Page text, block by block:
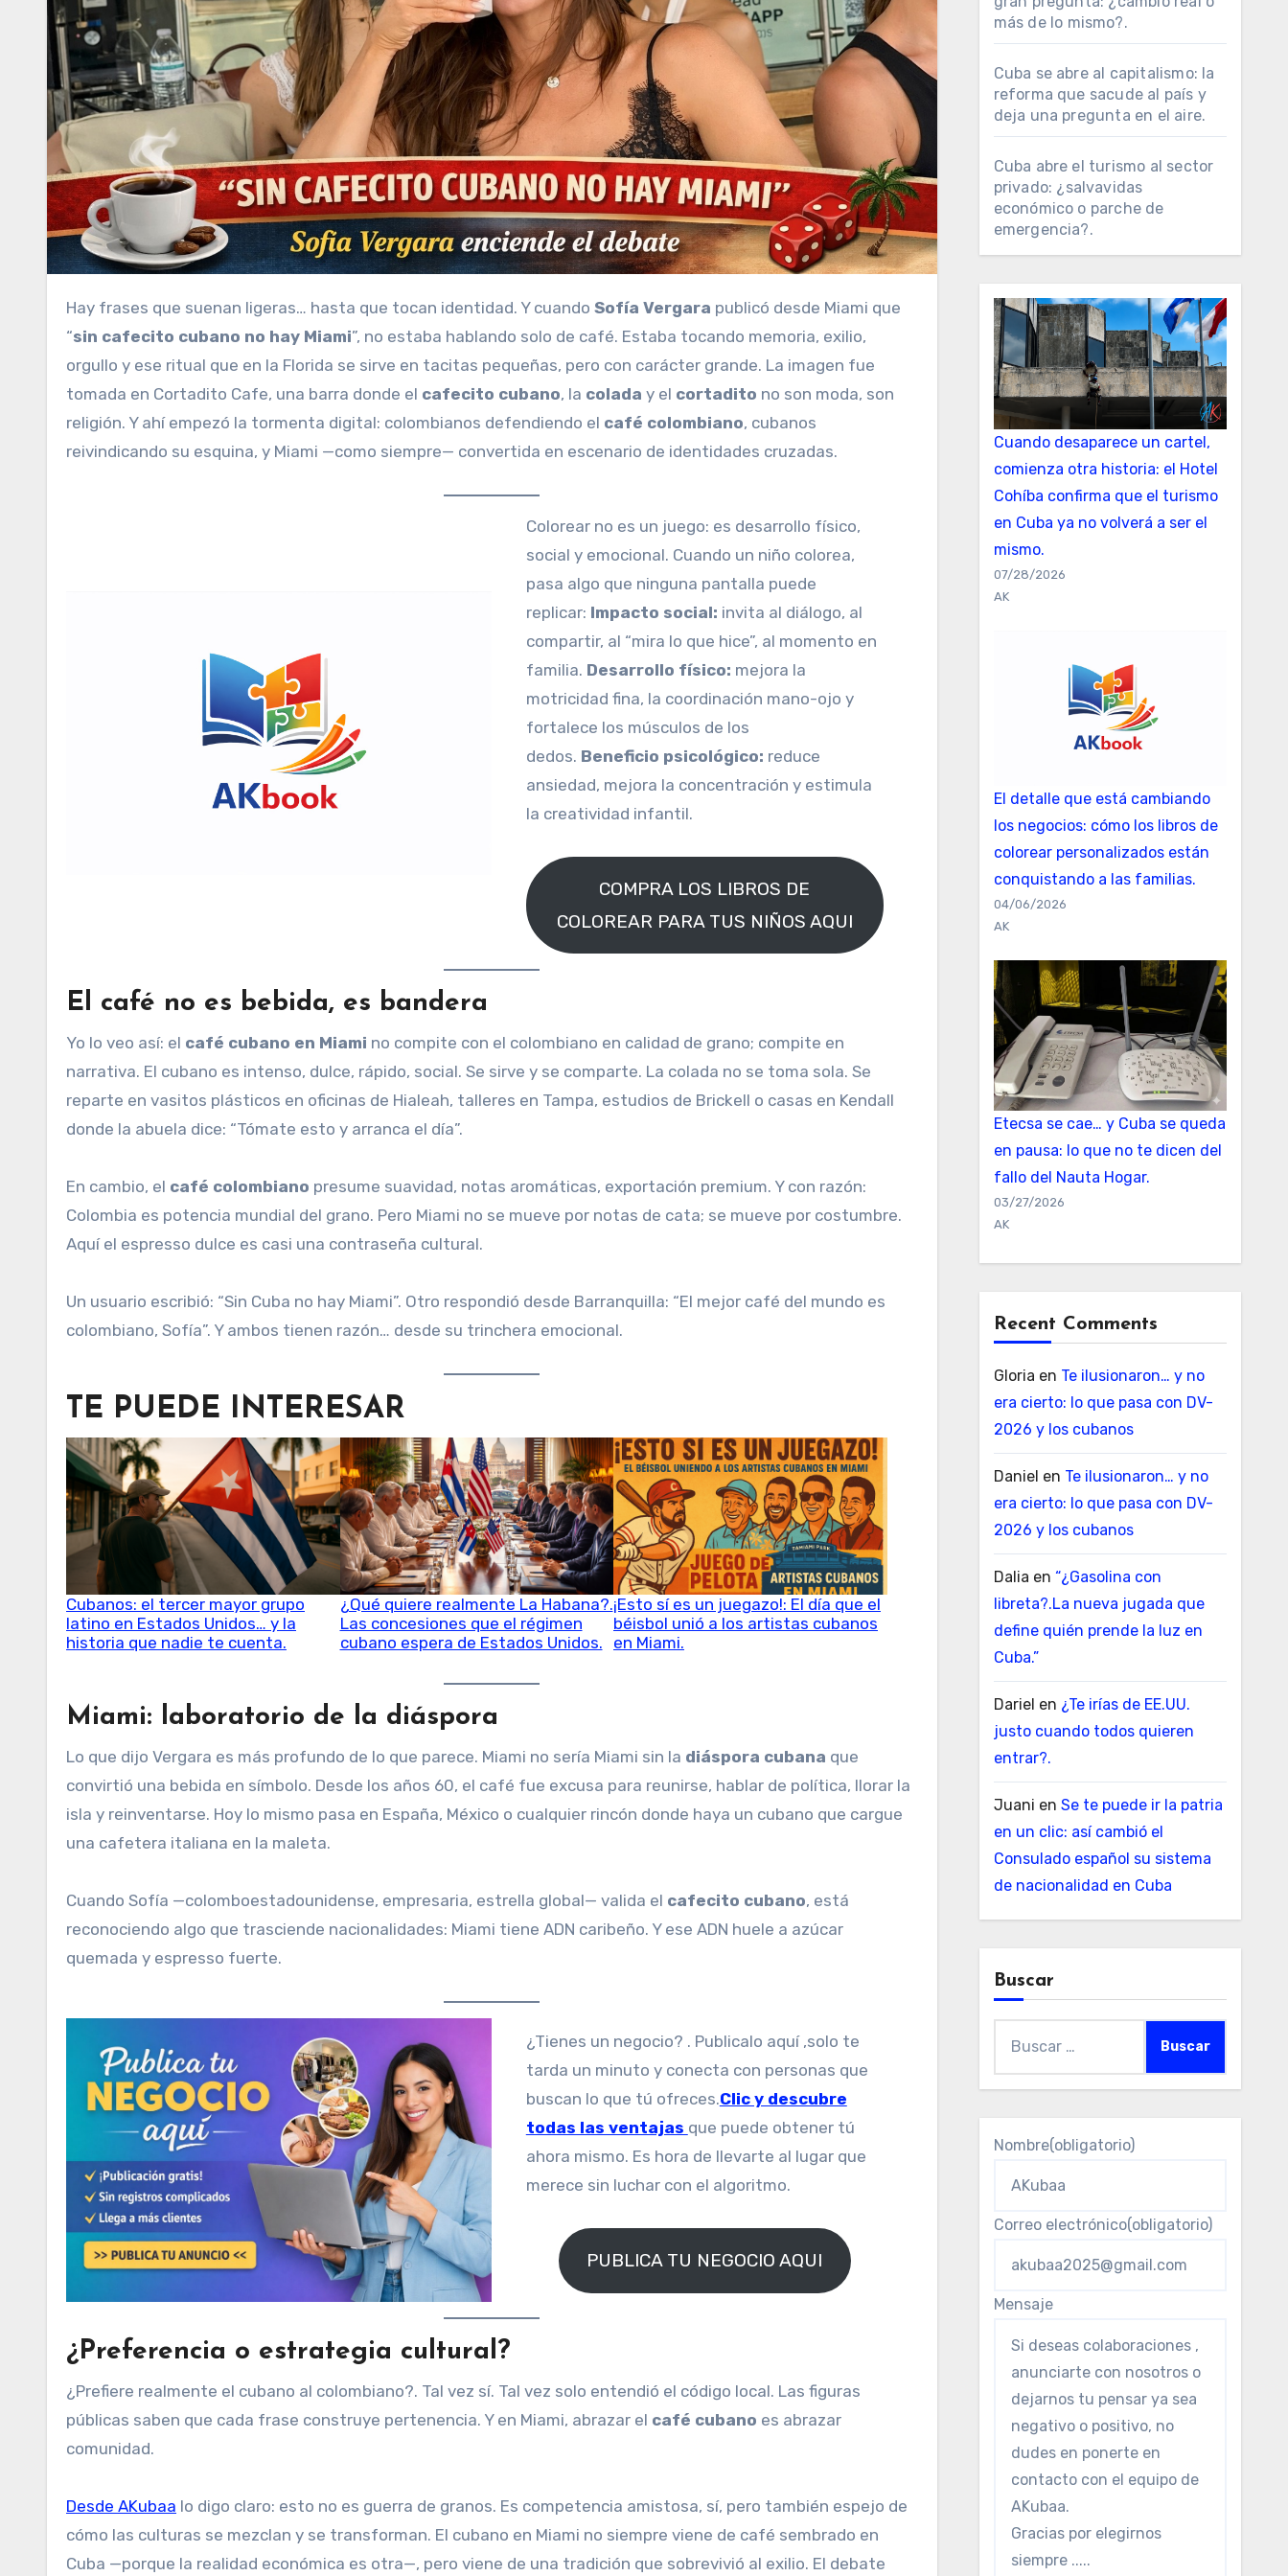
Hay frases que suenan ligeras… hasta que tocan identidad. Y cuando Sofía Vergara publicó desde Miami que
“sin cafecito cubano no hay Miami”, no estaba hablando solo de café. Estaba tocando memoria, exilio,
orgullo y ese ritual que en la Florida se sirve en tacitas pequeñas, pero con carácter grande. La imagen fue
tomada en Cortadito Cafe, una barra donde el cafecito cubano, la colada y el cortadito no son moda, son
religión. Y ahí empezó la tormenta digital: colombianos defendiendo el café colombiano, cubanos
reivindicando su esquina, y Miami —como siempre— convertida en escenario de identidades cruzadas.
Colorear no es un juego: es desarrollo físico,
social y emocional. Cuando un niño colorea,
pasa algo que ninguna pantalla puede
replicar: Impacto social: invita al diálogo, al
compartir, al “mira lo que hice”, al momento en
familia. Desarrollo físico: mejora la
motricidad fina, la coordinación mano-ojo y
fortalece los músculos de los
dedos. Beneficio psicológico: reduce
ansiedad, mejora la concentración y estimula
la creatividad infantil.
COMPRA LOS LIBROS DE
COLOREAR PARA TUS NIÑOS AQUI
El café no es bebida, es bandera
Yo lo veo así: el café cubano en Miami no compite con el colombiano en calidad de grano; compite en
narrativa. El cubano es intenso, dulce, rápido, social. Se sirve y se comparte. La colada no se toma sola. Se
reparte en vasitos plásticos en oficinas de Hialeah, talleres en Tampa, estudios de Brickell o casas en Kendall
donde la abuela dice: “Tómate esto y arranca el día”.
En cambio, el café colombiano presume suavidad, notas aromáticas, exportación premium. Y con razón:
Colombia es potencia mundial del grano. Pero Miami no se mueve por notas de cata; se mueve por costumbre.
Aquí el espresso dulce es casi una contraseña cultural.
Un usuario escribió: “Sin Cuba no hay Miami”. Otro respondió desde Barranquilla: “El mejor café del mundo es
colombiano, Sofía”. Y ambos tienen razón… desde su trinchera emocional.
TE PUEDE INTERESAR
Cubanos: el tercer mayor grupo
latino en Estados Unidos… y la
historia que nadie te cuenta.
¿Qué quiere realmente La Habana?.
Las concesiones que el régimen
cubano espera de Estados Unidos.
¡Esto sí es un juegazo!: El día que el
béisbol unió a los artistas cubanos
en Miami.
Miami: laboratorio de la diáspora
Lo que dijo Vergara es más profundo de lo que parece. Miami no sería Miami sin la diáspora cubana que
convirtió una bebida en símbolo. Desde los años 60, el café fue excusa para reunirse, hablar de política, llorar la
isla y reinventarse. Hoy lo mismo pasa en España, México o cualquier rincón donde haya un cubano que cargue
una cafetera italiana en la maleta.
Cuando Sofía —colomboestadounidense, empresaria, estrella global— valida el cafecito cubano, está
reconociendo algo que trasciende nacionalidades: Miami tiene ADN caribeño. Y ese ADN huele a azúcar
quemada y espresso fuerte.
¿Tienes un negocio? . Publicalo aquí ,solo te
tarda un minuto y conecta con personas que
buscan lo que tú ofreces.Clic y descubre
todas las ventajas que puede obtener tú
ahora mismo. Es hora de llevarte al lugar que
merece sin luchar con el algoritmo.
PUBLICA TU NEGOCIO AQUI
¿Preferencia o estrategia cultural?
¿Prefiere realmente el cubano al colombiano?. Tal vez sí. Tal vez solo entendió el código local. Las figuras
públicas saben que cada frase construye pertenencia. Y en Miami, abrazar el café cubano es abrazar
comunidad.
Desde AKubaa lo digo claro: esto no es guerra de granos. Es competencia amistosa, sí, pero también espejo de
cómo las culturas se mezclan y se transforman. El cubano en Miami no siempre viene de café sembrado en
Cuba —porque la realidad económica es otra—, pero viene de una tradición que sobrevivió al exilio. El debate
más de lo mismo?.
Cuba se abre al capitalismo: la
reforma que sacude al país y
deja una pregunta en el aire.
Cuba abre el turismo al sector
privado: ¿salvavidas
económico o parche de
emergencia?.
Cuando desaparece un cartel,
comienza otra historia: el Hotel
Cohíba confirma que el turismo
en Cuba ya no volverá a ser el
mismo.
07/28/2026
AK
El detalle que está cambiando
los negocios: cómo los libros de
colorear personalizados están
conquistando a las familias.
04/06/2026
AK
Etecsa se cae… y Cuba se queda
en pausa: lo que no te dicen del
fallo del Nauta Hogar.
03/27/2026
AK
Recent Comments
Gloria en Te ilusionaron… y no
era cierto: lo que pasa con DV-
2026 y los cubanos
Daniel en Te ilusionaron… y no
era cierto: lo que pasa con DV-
2026 y los cubanos
Dalia en “¿Gasolina con
libreta?.La nueva jugada que
define quién prende la luz en
Cuba.”
Dariel en ¿Te irías de EE.UU.
justo cuando todos quieren
entrar?.
Juani en Se te puede ir la patria
en un clic: así cambió el
Consulado español su sistema
de nacionalidad en Cuba
Buscar
Nombre(obligatorio)
Correo electrónico(obligatorio)
Mensaje